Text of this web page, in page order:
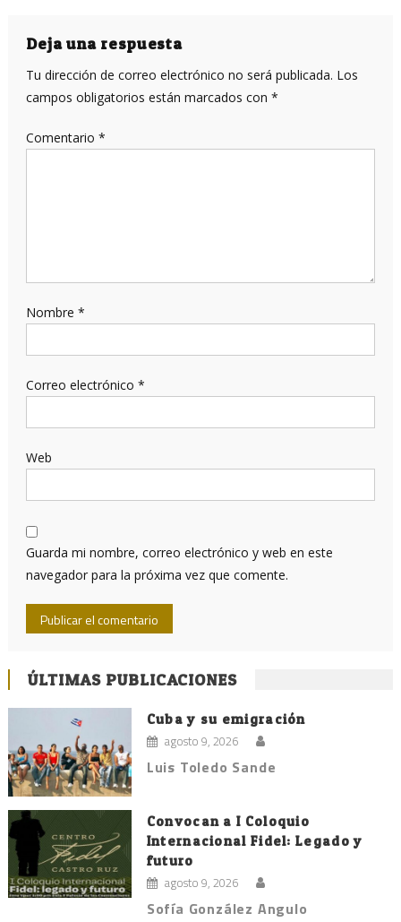
entradas
Deja una respuesta
Tu dirección de correo electrónico no será publicada. Los
campos obligatorios están marcados con *
Comentario *
Nombre *
Correo electrónico *
Web
Guarda mi nombre, correo electrónico y web en este
navegador para la próxima vez que comente.
ÚLTIMAS PUBLICACIONES
Cuba y su emigración
agosto 9, 2026
Luis Toledo Sande
Convocan a I Coloquio
Internacional Fidel: Legado y
futuro
agosto 9, 2026
Sofía González Angulo